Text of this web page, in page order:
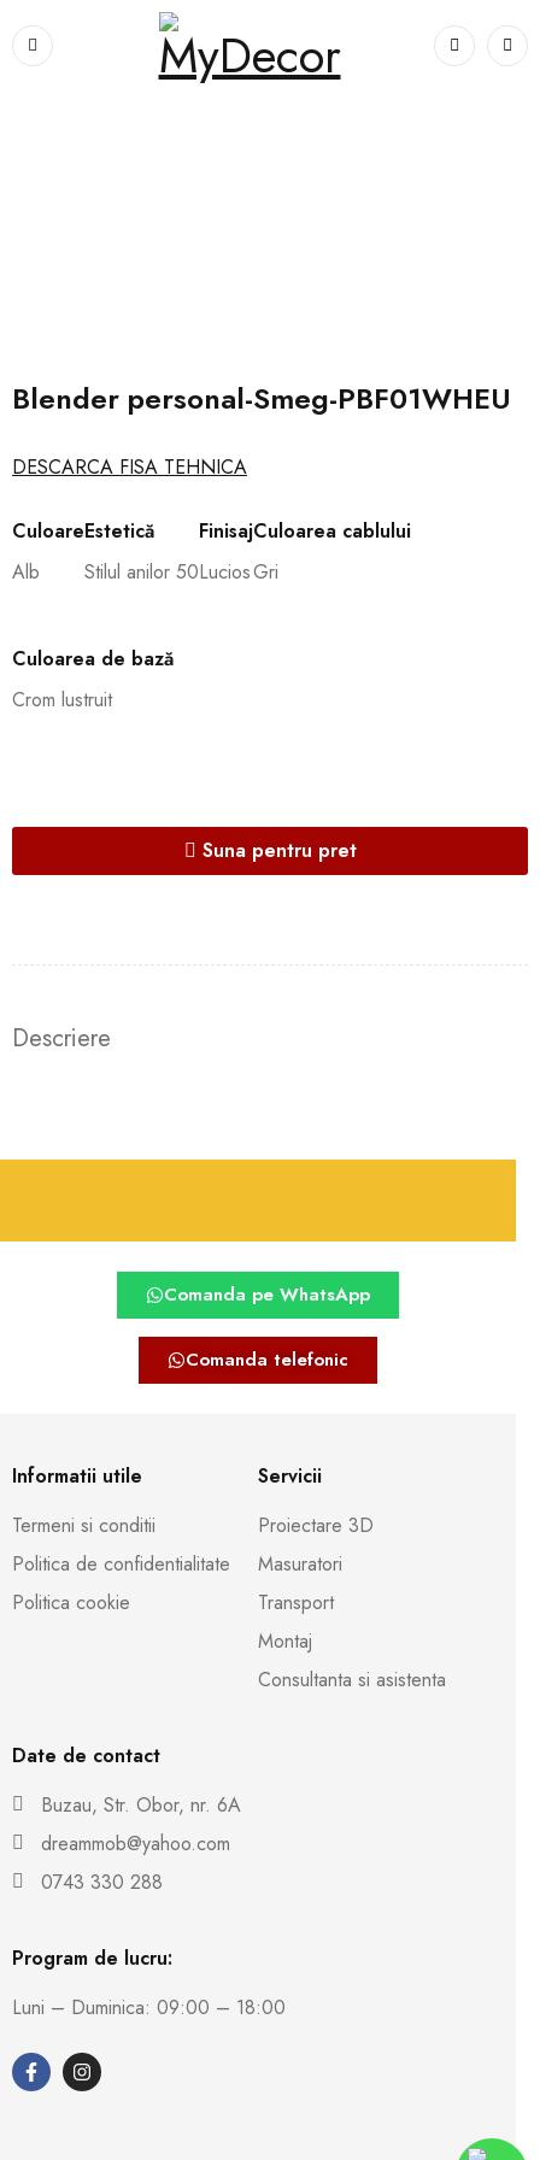
Blender personal-Smeg-PBF01WHEU
DESCARCA FISA TEHNICA
Culoare
Alb
Estetică
Stilul anilor 50
Finisaj
Lucios
Culoarea cablului
Gri
Culoarea de bază
Crom lustruit
Suna pentru pret
Descriere
Comanda pe WhatsApp
Comanda telefonic
Informatii utile
Termeni si conditii
Politica de confidentialitate
Politica cookie
Servicii
Proiectare 3D
Masuratori
Transport
Montaj
Consultanta si asistenta
Date de contact
Buzau, Str. Obor, nr. 6A
dreammob@yahoo.com
0743 330 288
Program de lucru:
Luni – Duminica: 09:00 – 18:00